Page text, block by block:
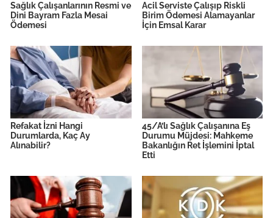
Sağlık Çalışanlarının Resmi ve
Dini Bayram Fazla Mesai
Ödemesi
Acil Serviste Çalışıp Riskli
Birim Ödemesi Alamayanlar
İçin Emsal Karar
Refakat İzni Hangi
Durumlarda, Kaç Ay
Alınabilir?
45/A’lı Sağlık Çalışanına Eş
Durumu Müjdesi: Mahkeme
Bakanlığın Ret İşlemini İptal
Etti